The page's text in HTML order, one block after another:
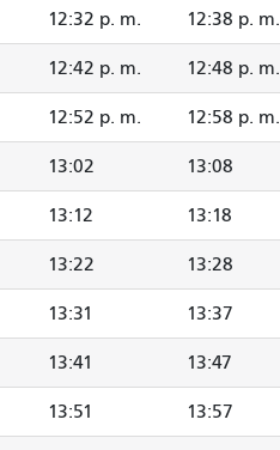
12:32 p. m. 12:38 p. m.
12:42 p. m. 12:48 p. m.
12:52 p. m. 12:58 p. m.
13:02 13:08
13:12 13:18
13:22 13:28
13:31 13:37
13:41 13:47
13:51 13:57